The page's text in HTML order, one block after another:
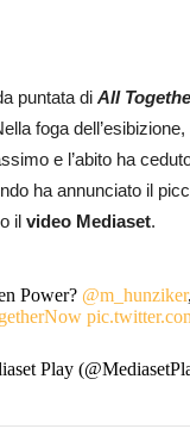
puntata di All
foga
e l’abito ha
ha annunciato il
il video Mediaset.
Power? @m_hunziker,
Play